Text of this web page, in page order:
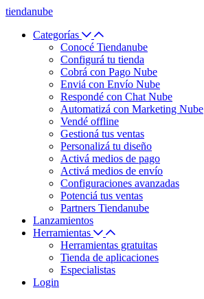
tiendanube
Categorías
Conocé Tiendanube
Configurá tu tienda
Cobrá con Pago Nube
Enviá con Envío Nube
Respondé con Chat Nube
Automatizá con Marketing Nube
Vendé offline
Gestioná tus ventas
Personalizá tu diseño
Activá medios de pago
Activá medios de envío
Configuraciones avanzadas
Potenciá tus ventas
Partners Tiendanube
Lanzamientos
Herramientas
Herramientas gratuitas
Tienda de aplicaciones
Especialistas
Login